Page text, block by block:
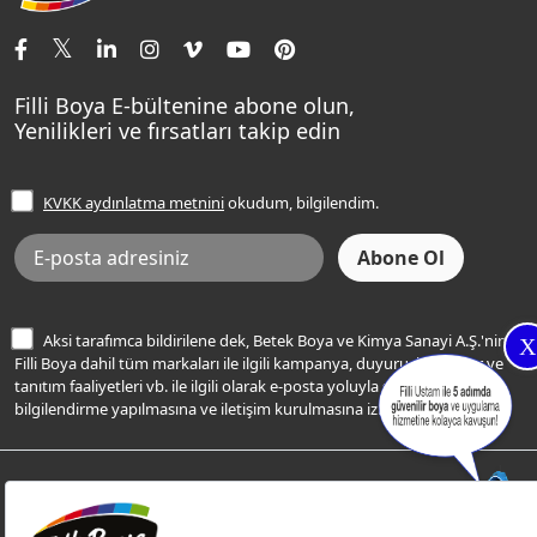
X
Tavan Boyaları
Ev Bakım ve Hobi Boyaları
Yatak Odası Renkleri
Sentomaxx Sentetik Boya
Sentomaxx İpeksi Mat
Momento Life
Şampanya Rengi
Açık Mavi Rengi
Frezya Rengi
İletişim Bilgilerimiz
Renk Danışma
Filli Ustam
Sıkça Sorulan Sorular
Ücretsiz Yalıtım Keşif Hizmeti
Bilgi Toplumu Hizmetleri
İnternet Sitesi Kullanım Koşulları
KVKK Talep Formu
KVKK Aydınlatma Metni
Filli Boya E-bültenine abone olun,
Yenilikleri ve fırsatları takip edin
KVKK aydınlatma metniniokudum, bilgilendim.
Aksi tarafımca bildirilene dek, Betek Boya ve Kimya Sanayi A.Ş.'nin
Filli Boya dahil tüm markaları ile ilgili kampanya, duyuru, hizmetler ve
tanıtım faaliyetleri vb. ile ilgili olarak e-posta yoluyla şahsıma
bilgilendirme yapılmasına ve iletişim kurulmasına izin veriyorum.